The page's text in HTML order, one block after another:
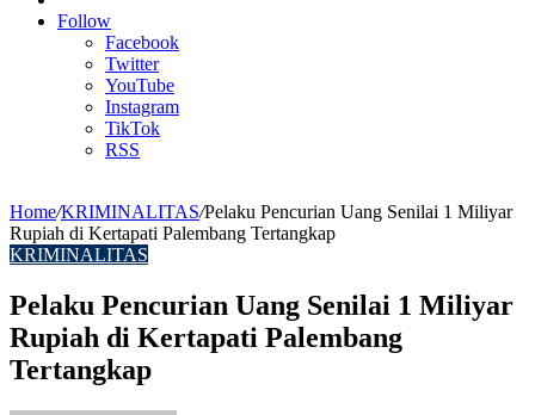
Article
Follow
Facebook
Twitter
YouTube
Instagram
TikTok
RSS
Home/KRIMINALITAS/Pelaku Pencurian Uang Senilai 1 Miliyar
Rupiah di Kertapati Palembang Tertangkap
KRIMINALITAS
Pelaku Pencurian Uang Senilai 1 Miliyar
Rupiah di Kertapati Palembang
Tertangkap